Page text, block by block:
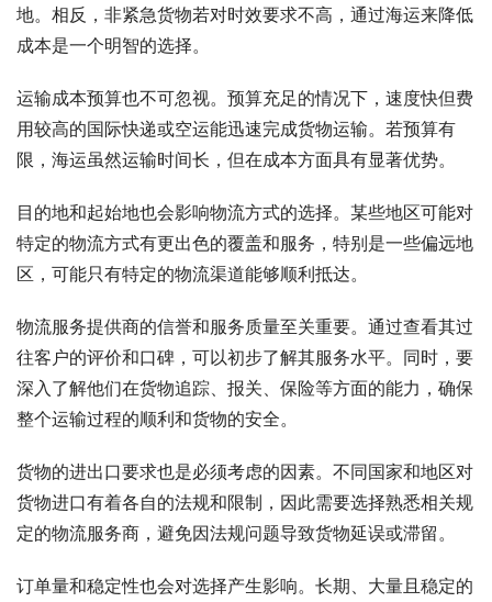
地。相反，非紧急货物若对时效要求不高，通过海运来降低
成本是一个明智的选择。
运输成本预算也不可忽视。预算充足的情况下，速度快但费
用较高的国际快递或空运能迅速完成货物运输。若预算有
限，海运虽然运输时间长，但在成本方面具有显著优势。
目的地和起始地也会影响物流方式的选择。某些地区可能对
特定的物流方式有更出色的覆盖和服务，特别是一些偏远地
区，可能只有特定的物流渠道能够顺利抵达。
物流服务提供商的信誉和服务质量至关重要。通过查看其过
往客户的评价和口碑，可以初步了解其服务水平。同时，要
深入了解他们在货物追踪、报关、保险等方面的能力，确保
整个运输过程的顺利和货物的安全。
货物的进出口要求也是必须考虑的因素。不同国家和地区对
货物进口有着各自的法规和限制，因此需要选择熟悉相关规
定的物流服务商，避免因法规问题导致货物延误或滞留。
订单量和稳定性也会对选择产生影响。长期、大量且稳定的